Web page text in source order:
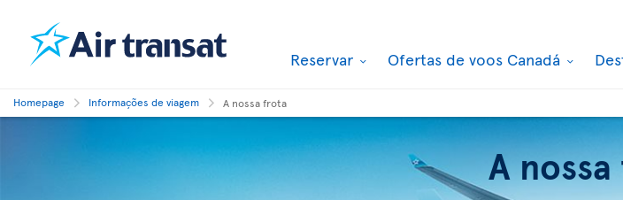
Reservar Ofertas de voos Canadá
Homepage Informações de viagem A nossa frota
A